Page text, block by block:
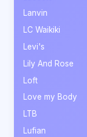
Lanvin
LC Waikiki
Levi's
Lily And Rose
Loft
Love my Body
LTB
Lufian